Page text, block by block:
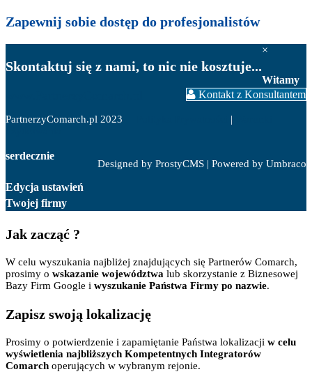
Zapewnij sobie dostęp do profesjonalistów
Skontaktuj się z nami, to nic nie kosztuje...
Kontakt z Konsultantem
PartnerzyComarch.pl 2023 |
Designed by ProstyCMS | Powered by Umbraco
×
Witamy
serdecznie
Edycja ustawień
Twojej firmy
Jak zacząć ?
W celu wyszukania najbliżej znajdujących się Partnerów Comarch,
prosimy o wskazanie województwa lub skorzystanie z Biznesowej
Bazy Firm Google i wyszukanie Państwa Firmy po nazwie.
Zapisz swoją lokalizację
Prosimy o potwierdzenie i zapamiętanie Państwa lokalizacji w celu
wyświetlenia najbliższych Kompetentnych Integratorów
Comarch operujących w wybranym rejonie.